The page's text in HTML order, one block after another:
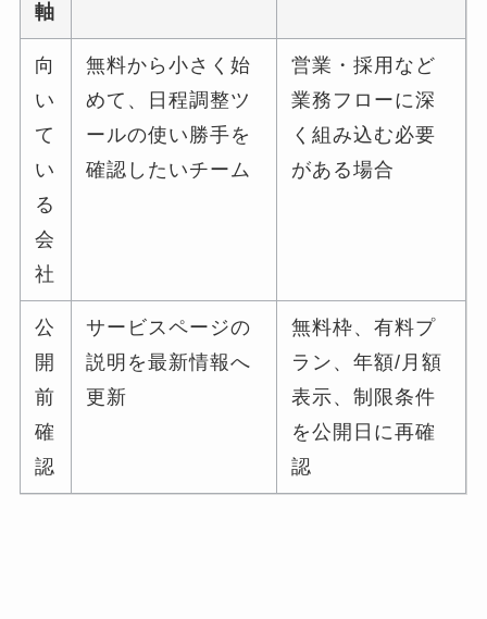
軸
向
い
て
い
る
会
社
無料から小さく始
めて、日程調整ツ
ールの使い勝手を
確認したいチーム
営業・採用など
業務フローに深
く組み込む必要
がある場合
公
開
前
確
認
サービスページの
説明を最新情報へ
更新
無料枠、有料プ
ラン、年額/月額
表示、制限条件
を公開日に再確
認